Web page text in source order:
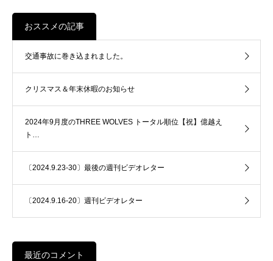
おススメの記事
交通事故に巻き込まれました。
クリスマス＆年末休暇のお知らせ
2024年9月度のTHREE WOLVES トータル順位【祝】億越え
ト…
〔2024.9.23-30〕最後の週刊ビデオレター
〔2024.9.16-20〕週刊ビデオレター
最近のコメント